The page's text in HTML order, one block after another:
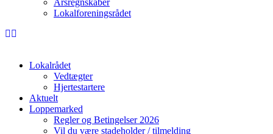
Årsregnskaber
Lokalforeningsrådet
Lokalrådet
Vedtægter
Hjertestartere
Aktuelt
Loppemarked
Regler og Betingelser 2026
Vil du være stadeholder / tilmelding